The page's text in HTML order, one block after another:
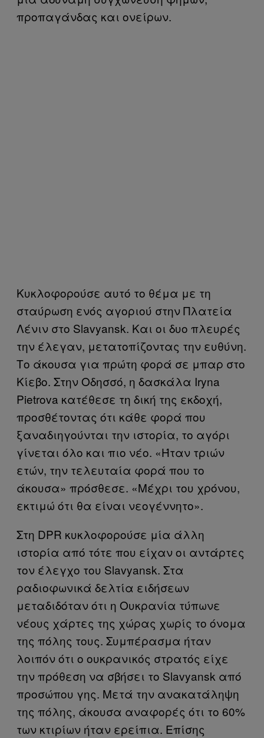
προπαγάνδας και ονείρων.
Κυκλοφορούσε αυτό το θέμα με τη
σταύρωση ενός αγοριού στην Πλατεία
Λένιν στο Slavyansk. Και οι δυο πλευρές
την έλεγαν, μετατοπίζοντας την ευθύνη.
Το άκουσα για πρώτη φορά σε μπαρ στο
Κίεβο. Στην Οδησσό, η δασκάλα Iryna
Pietrova κατέθεσε τη δική της εκδοχή,
προσθέτοντας ότι κάθε φορά που
ξαναδιηγούνται την ιστορία, το αγόρι
γίνεται όλο και πιο νέο. «Ήταν τριών
ετών, την τελευταία φορά που το
άκουσα» πρόσθεσε. «Μέχρι του χρόνου,
εκτιμώ ότι θα είναι νεογέννητο».
Στη DPR κυκλοφορούσε μία άλλη
ιστορία από τότε που είχαν οι αντάρτες
τον έλεγχο του Slavyansk. Στα
ραδιοφωνικά δελτία ειδήσεων
μεταδιδόταν ότι η Ουκρανία τύπωνε
νέους χάρτες της χώρας χωρίς το όνομα
της πόλης τους. Συμπέρασμα ήταν
λοιπόν ότι ο ουκρανικός στρατός είχε
την πρόθεση να σβήσει το Slavyansk από
προσώπου γης. Μετά την ανακατάληψη
της πόλης, άκουσα αναφορές ότι το 60%
των κτιρίων ήταν ερείπια. Επίσης